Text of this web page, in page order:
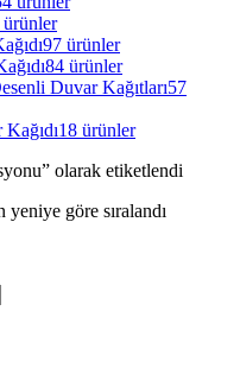
ürünler
97 ürünler
84 ürünler
Duvar Kağıtları57
18 ürünler
olarak etiketlendi
yeniye göre sıralandı